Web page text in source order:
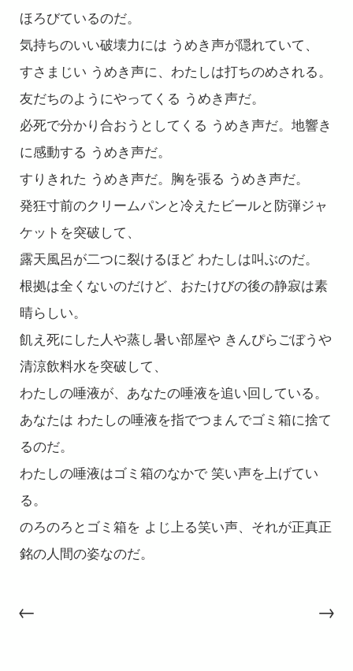
ほろびているのだ。
気持ちのいい破壊力には うめき声が隠れていて、
すさまじい うめき声に、わたしは打ちのめされる。
友だちのようにやってくる うめき声だ。
必死で分かり合おうとしてくる うめき声だ。地響き
に感動する うめき声だ。
すりきれた うめき声だ。胸を張る うめき声だ。
発狂寸前のクリームパンと冷えたビールと防弾ジャ
ケットを突破して、
露天風呂が二つに裂けるほど わたしは叫ぶのだ。
根拠は全くないのだけど、おたけびの後の静寂は素
晴らしい。
飢え死にした人や蒸し暑い部屋や きんぴらごぼうや
清涼飲料水を突破して、
わたしの唾液が、あなたの唾液を追い回している。
あなたは わたしの唾液を指でつまんでゴミ箱に捨て
るのだ。
わたしの唾液はゴミ箱のなかで 笑い声を上げてい
る。
のろのろとゴミ箱を よじ上る笑い声、それが正真正
銘の人間の姿なのだ。
← →